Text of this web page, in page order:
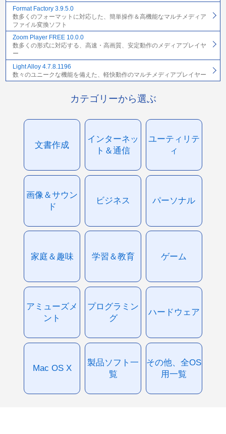
Format Factory 3.9.5.0
数多くのフォーマットに対応した、簡単操作＆高機能なマルチメディア
ファイル変換ソフト
Zoom Player FREE 10.0.0
数多くの形式に対応する、高速・高画質、安定動作のメディアプレイヤ
ー
Light Alloy 4.7.8.1196
数々のユニークな機能を備えた、軽快動作のマルチメディアプレイヤー
カテゴリーから選ぶ
文書作成
インターネッ
ト＆通信
ユーティリテ
ィ
画像＆サウン
ド
ビジネス パーソナル
家庭＆趣味 学習＆教育 ゲーム
アミューズメ
ント
プログラミン
グ
ハードウェア
Mac OS X
製品ソフト一
覧
その他、全OS
用一覧